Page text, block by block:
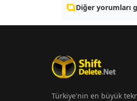
Diğer yorumları
Türkiye'nin en büyük